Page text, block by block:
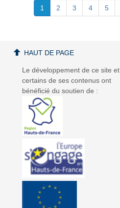
1 2 3 4 5
Le développement de ce site et
certains de ses contenus ont
bénéficié du soutien de :
HAUT DE PAGE